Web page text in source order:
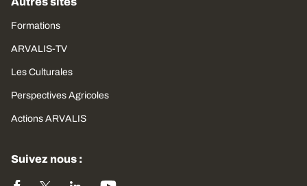
Formations
ARVALIS-TV
Les Culturales
Perspectives Agricoles
Actions ARVALIS
Suivez nous :